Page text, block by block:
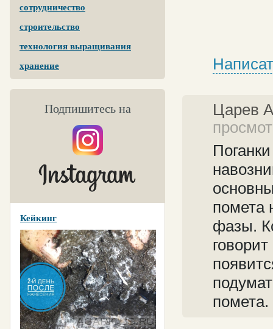
сотрудничество
строительство
технология выращивания
хранение
Подпишитесь на
Кейкинг
Царев
помета
фазы.
помета.